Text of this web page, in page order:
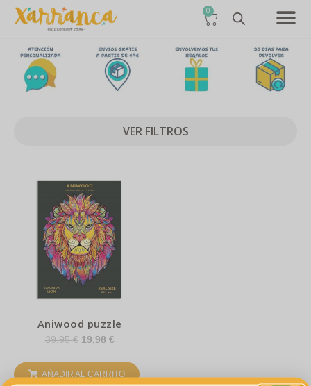
0
VER FILTROS
Aniwood puzzle
39,95€ 19,98 €
AÑADIR AL CARRITO